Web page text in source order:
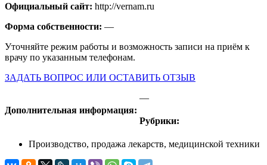
Официальный сайт: http://vernam.ru
Форма собственности: —
Уточняйте режим работы и возможность записи на приём к
врачу по указанным телефонам.
ЗАДАТЬ ВОПРОС ИЛИ ОСТАВИТЬ ОТЗЫВ
Дополнительная информация:
—
Рубрики:
Производство, продажа лекарств, медицинской техники